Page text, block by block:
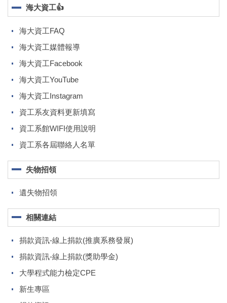
海大資工👍
海大資工FAQ
海大資工媒體報導
海大資工Facebook
海大資工YouTube
海大資工Instagram
資工系友資料更新填寫
資工系館WIFI使用說明
資工系各屆聯絡人名單
失物招領
遺失物招領
相關連結
捐款資訊-線上捐款(推廣系務發展)
捐款資訊-線上捐款(獎助學金)
大學程式能力檢定CPE
新生專區